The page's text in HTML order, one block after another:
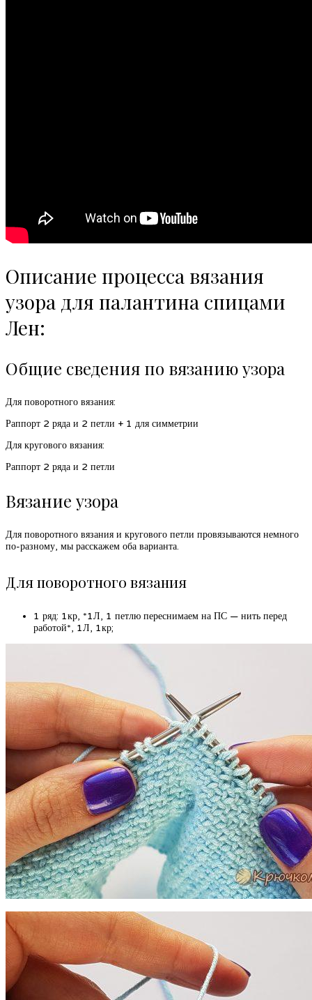
Описание процесса вязания
узора для палантина спицами
Лен:
Общие сведения по вязанию узора
Для поворотного вязания:
Раппорт 2 ряда и 2 петли + 1 для симметрии
Для кругового вязания:
Раппорт 2 ряда и 2 петли
Вязание узора
Для поворотного вязания и кругового петли провязываются немного
по-разному, мы расскажем оба варианта.
Для поворотного вязания
1 ряд: 1кр, *1Л, 1 петлю переснимаем на ПС — нить перед
работой*, 1Л, 1кр;